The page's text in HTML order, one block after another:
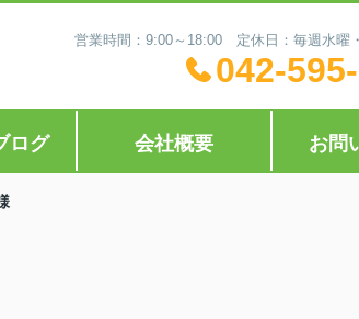
営業時間：9:00～18:00 定休日：毎週水曜
042-
ログ 会社概要 お問